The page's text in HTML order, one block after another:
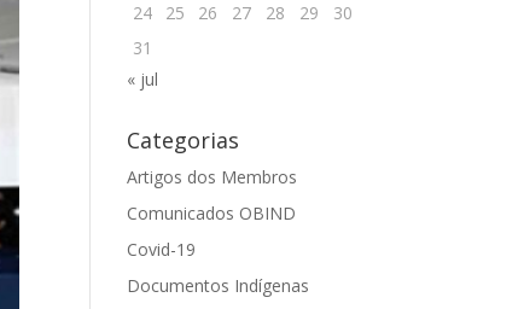
24
25 26 27 28 29
30
31
« jul
Categorias
Artigos dos Membros
Comunicados OBIND
Covid-19
Documentos Indígenas